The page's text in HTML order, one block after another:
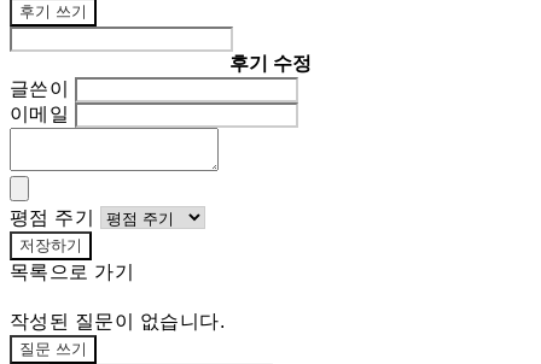
후기 쓰기
후기 수정
글쓴이
이메일
평점 주기
저장하기
목록으로 가기
작성된 질문이 없습니다.
질문 쓰기